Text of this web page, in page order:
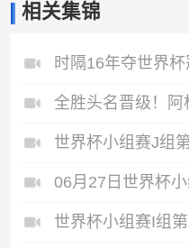
相关集锦
世界杯小组赛I组